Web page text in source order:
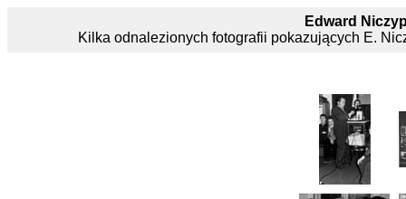
Edward
Kilka odnalezionych fotografii pokazujących E.